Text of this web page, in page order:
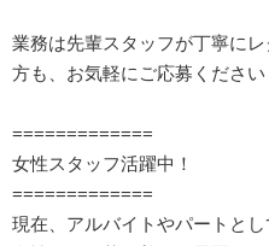
業務は先輩スタッフが丁寧に
方も、お気軽にご応募ください
=============
女性スタッフ活躍中！
=============
現在、アルバイトやパートと